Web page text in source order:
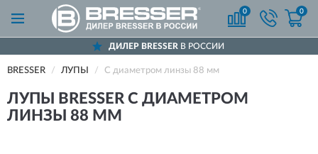
0 0
ДИЛЕР BRESSER В РОССИИ
BRESSER ЛУПЫ С диаметром линзы 88 мм
ЛУПЫ BRESSER С ДИАМЕТРОМ
ЛИНЗЫ 88 ММ